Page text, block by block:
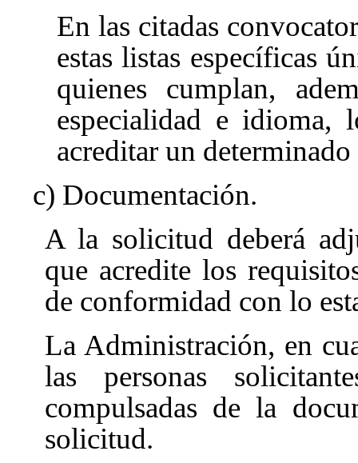
En las citadas
estas listas específicas
quienes cumplan,
especialidad e idioma,
acreditar un
c) Documentación.
A la solicitud deberá
que acredite los
de conformidad con lo
La Administración, en
las personas
compulsadas de la
solicitud.